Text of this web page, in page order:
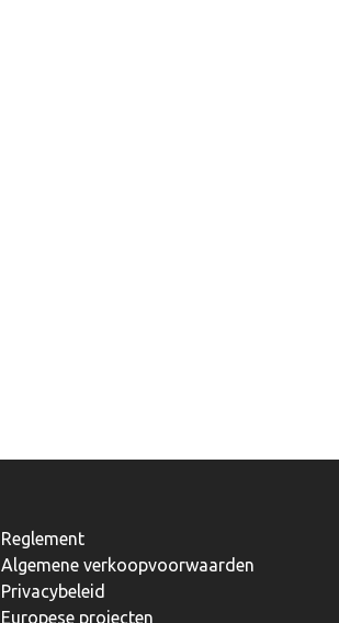
Reglement
Algemene verkoopvoorwaarden
Privacybeleid
Europese projecten